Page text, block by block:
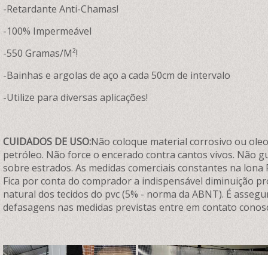
-Retardante Anti-Chamas!
-100% Impermeável
-550 Gramas/M²!
-Bainhas e argolas de aço a cada 50cm de intervalo
-Utilize para diversas aplicações!
CUIDADOS DE USO:Não coloque material corrosivo ou
petróleo. Não force o encerado contra cantos vivos. Não
sobre estrados. As medidas comerciais constantes na
Fica por conta do comprador a indispensável diminuição
natural dos tecidos do pvc (5% - norma da ABNT). É
defasagens nas medidas previstas entre em contato